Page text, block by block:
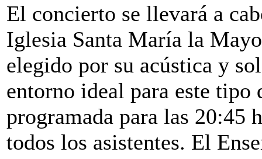
El concierto se llevará a
Iglesia Santa María la
elegido por su acústica y
entorno ideal para este tipo
programada para las 20:45
todos los asistentes. El